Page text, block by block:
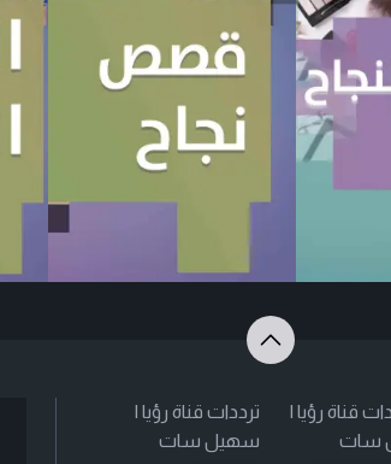
قناة رؤيا |
سات
ترددات قناة رؤيا |
سهيل سات